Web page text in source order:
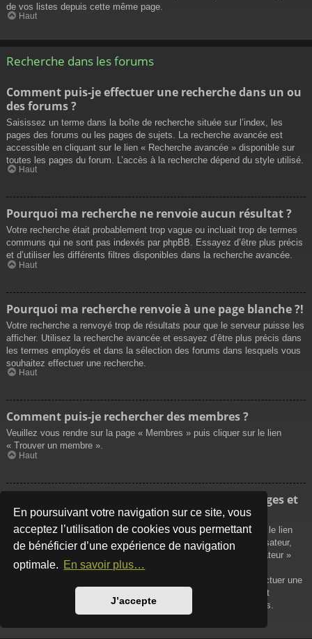
En poursuivant votre navigation sur ce site, vous
acceptez l’utilisation de cookies vous permettant
de bénéficier d’une expérience de navigation
optimale. En savoir plus…
J’accepte
de vos listes depuis cette même page.
Haut
Recherche dans les forums
Comment puis-je effectuer une recherche dans un ou
des forums ?
Saisissez un terme dans la boîte de recherche située sur l’index, les
pages des forums ou les pages de sujets. La recherche avancée est
accessible en cliquant sur le lien « Recherche avancée » disponible sur
toutes les pages du forum. L’accès à la recherche dépend du style utilisé.
Haut
Pourquoi ma recherche ne renvoie aucun résultat ?
Votre recherche était probablement trop vague ou incluait trop de termes
communs qui ne sont pas indexés par phpBB. Essayez d’être plus précis
et d’utiliser les différents filtres disponibles dans la recherche avancée.
Haut
Pourquoi ma recherche renvoie à une page blanche ?!
Votre recherche a renvoyé trop de résultats pour que le serveur puisse les
afficher. Utilisez la recherche avancée et essayez d’être plus précis dans
les termes employés et dans la sélection des forums dans lesquels vous
souhaitez effectuer une recherche.
Haut
Comment puis-je rechercher des membres ?
Veuillez vous rendre sur la page « Membres » puis cliquer sur le lien
« Trouver un membre ».
Haut
Comment puis-je retrouver mes propres messages et
sujets ?
Vos propres messages peuvent être affichés soit en cliquant sur le lien
« Afficher vos messages » dans le panneau de contrôle de l’utilisateur,
soit en cliquant sur le lien « Rechercher les messages de l’utilisateur »
sur la page de votre propre profil ou soit en cliquant sur le menu
« Raccourcis » situé sur la partie supérieure du forum. Pour effectuer une
recherche de vos propres sujets, utilisez la recherche avancée et
remplissez convenablement les options qui vous sont disponibles.